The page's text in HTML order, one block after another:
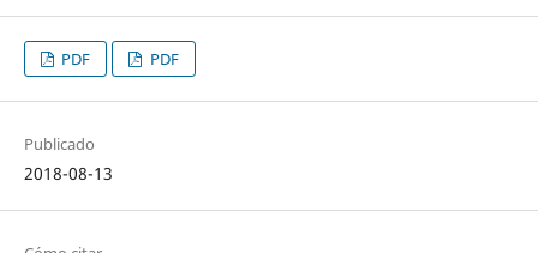
PDF PDF
Publicado
2018-08-13